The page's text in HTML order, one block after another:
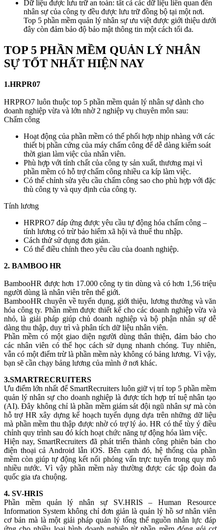
Dữ liệu được lưu trữ an toàn: tất cả các dữ liệu liên quan đến
nhân sự của công ty đều được lưu trữ đồng bộ tại một nơi.
Top 5 phần mềm quản lý nhân sự ưu việt được giới thiệu dưới
đây còn đảm bảo độ bảo mật thông tin một cách tối đa.
TOP 5 PHẦN MỀM QUẢN LÝ NHÂN
SỰ TỐT NHẤT HIỆN NAY
1.HRPR07
HRPRO7 luôn thuộc top 5 phần mềm quản lý nhân sự dành cho
doanh nghiệp vừa và lớn nhờ 2 nghiệp vụ chuyên môn sau:
Chấm công
Hoạt động của phần mềm có thể phối hợp nhịp nhàng với các
thiết bị phần cứng của máy chấm công để dễ dàng kiểm soát
thời gian làm việc của nhân viên.
Phù hợp với tính chất của công ty sản xuất, thương mại vì
phần mềm có hỗ trợ chấm công nhiều ca kíp làm việc.
Có thể chỉnh sửa yêu cầu chấm công sao cho phù hợp với đặc
thù công ty và quy định của công ty.
Tính lương
HRPRO7 đáp ứng được yêu cầu tự động hóa chấm công –
tính lương có trừ bảo hiểm xã hội và thuế thu nhập.
Cách thử sử dụng đơn giản.
Có thể điều chỉnh theo yêu cầu của doanh nghiệp.
2. BAMBOO HR
BambooHR được hơn 17.000 công ty tin dùng và có hơn 1,56 triệu
người dùng là nhân viên trên thế giới.
BambooHR chuyên về tuyển dụng, giới thiệu, lương thưởng và văn
hóa công ty. Phần mềm được thiết kế cho các doanh nghiệp vừa và
nhỏ, là giải pháp giúp chủ doanh nghiệp và bộ phận nhân sự dễ
dàng thu thập, duy trì và phân tích dữ liệu nhân viên.
Phần mềm có một giao diện người dùng thân thiện, đảm bảo cho
các nhân viên có thể học cách sử dụng nhanh chóng. Tuy nhiên,
vẫn có một điểm trừ là phần mềm này không có bảng lương. Vì vậy,
bạn sẽ cần chạy bảng lương của mình ở nơi khác.
3.SMARTRECRUITERS
Ưu điểm lớn nhất để SmartRecruiters luôn giữ vị trí top 5 phần mềm
quản lý nhân sự cho doanh nghiệp là được tích hợp trí tuệ nhân tạo
(AI). Đây không chỉ là phần mềm giám sát đội ngũ nhân sự mà còn
hỗ trợ HR xây dựng kế hoạch tuyển dụng dựa trên những dữ liệu
mà phần mềm thu thập được nhờ có trợ lý ảo. HR có thể tùy ý điều
chỉnh quy trình sau đó kích hoạt chức năng tự động hóa làm việc.
Hiện nay, SmartRecruiters đã phát triển thành công phiên bản cho
điện thoại cả Android lẫn iOS. Bên cạnh đó, hệ thống của phần
mềm còn giúp tự động kết nối phỏng vấn trực tuyến trong quy mô
nhiều nước. Vì vậy phần mềm này thường được các tập đoàn đa
quốc gia ưa chuộng.
4. SV-HRIS
Phần mềm quản lý nhân sự SV.HRIS – Human Resource
Information System không chỉ đơn giản là quản lý hồ sơ nhân viên
cơ bản mà là một giải pháp quản lý tổng thể nguồn nhân lực đáp